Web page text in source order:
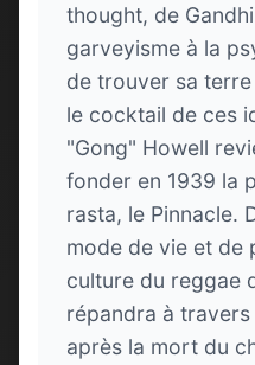
thought, de
garveyisme à la
de trouver sa terre
le cocktail de ces
"Gong" Howell
fonder en 1939 la
rasta, le Pinnacle.
mode de vie et de
culture du reggae
répandra à
après la mort du